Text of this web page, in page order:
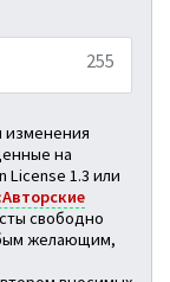
255
изменения
на
License 1.3 или
свободно
желающим,